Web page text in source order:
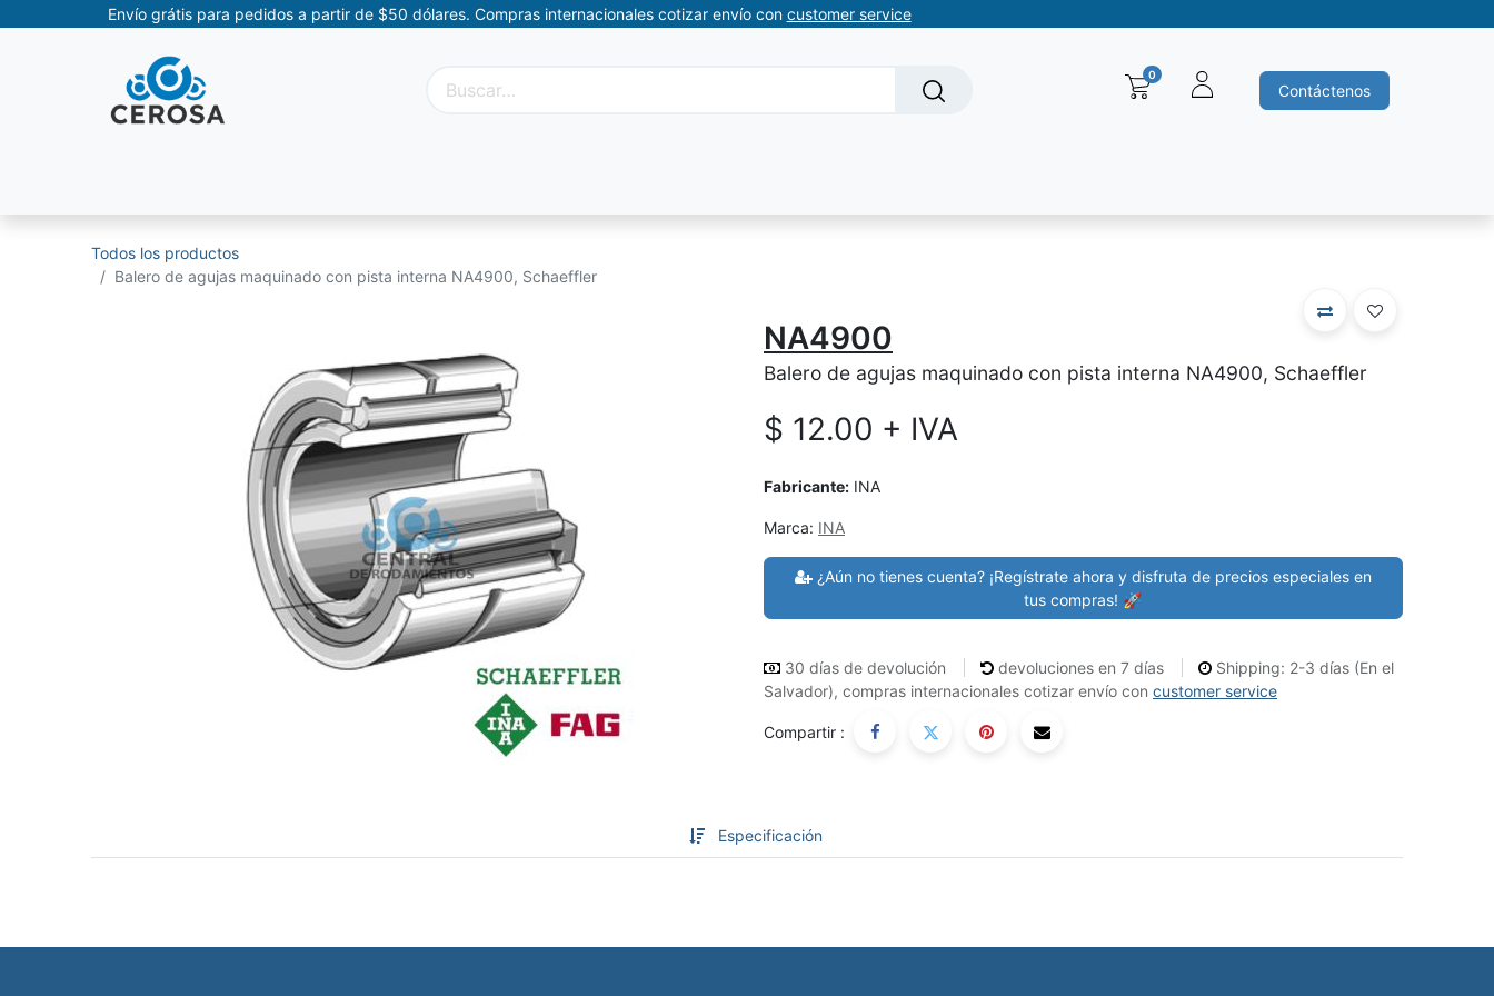
Envío grátis para pedidos a partir de $50 dólares. Compras internacionales cotizar envío con customer service
0
Contáctenos
Todos los productos
Balero de agujas maquinado con pista interna NA4900, Schaeffler
NA4900
Balero de agujas maquinado con pista interna NA4900, Schaeffler
$ 12.00 + IVA
Fabricante: INA
Marca: INA
¿Aún no tienes cuenta? ¡Regístrate ahora y disfruta de precios especiales en
tus compras! 🚀
30 días de devolución devoluciones en 7 días
Shipping: 2-3 días (En el
Salvador), compras internacionales cotizar envío con customer service
Compartir :
Especificación